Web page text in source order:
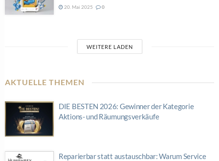
20. Mai 2025 0
WEITERE LADEN
AKTUELLE THEMEN
DIE BESTEN 2026: Gewinner der Kategorie
Aktions- und Räumungsverkäufe
Reparierbar statt austauschbar: Warum Service